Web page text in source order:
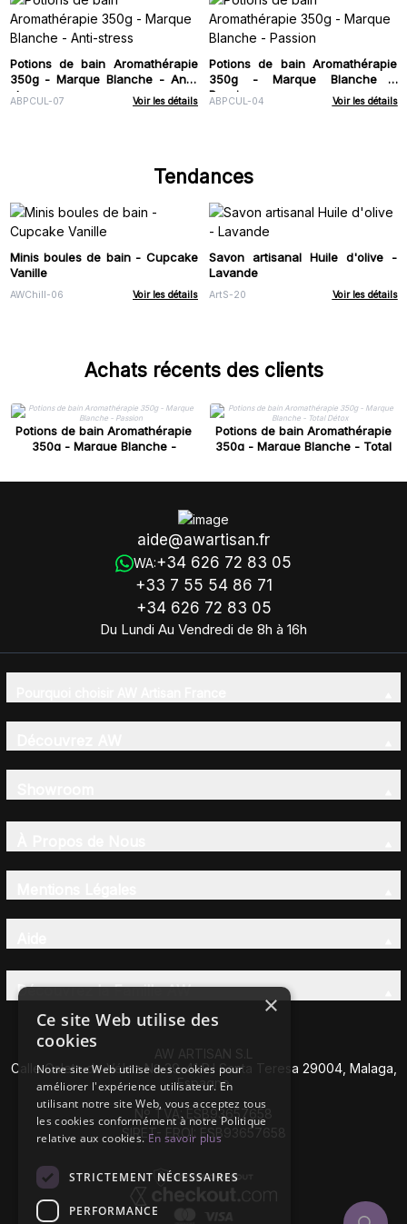
Potions de bain Aromathérapie
350g - Marque Blanche - Anti-
stress
ABPCUL-07 Voir les détails
Potions de bain Aromathérapie
350g - Marque Blanche -
Passion
ABPCUL-04 Voir les détails
Tendances
Minis boules de bain - Cupcake
Vanille
AWChill-06 Voir les détails
Savon artisanal Huile d'olive -
Lavande
ArtS-20 Voir les détails
Achats récents des clients
Potions de bain Aromathérapie
350g - Marque Blanche -
Potions de bain Aromathérapie
350g - Marque Blanche - Total
aide@awartisan.fr
WA:+34 626 72 83 05
+33 7 55 54 86 71
+34 626 72 83 05
Du Lundi Au Vendredi de 8h à 16h
Découvrez la Famille AW
AW ARTISAN S.L
Calle Caleta de Vélez Nº 39-41 P.I Santa Teresa 29004, Malaga,
Espagne
Nº TVA: ESB93657658
SIRET- EROI: ESB93657658
×
Ce site Web utilise des
cookies
Notre site Web utilise des cookies pour
améliorer l'expérience utilisateur. En
utilisant notre site Web, vous acceptez tous
les cookies conformément à notre Politique
relative aux cookies.En savoir plus
STRICTEMENT NÉCESSAIRES
PERFORMANCE